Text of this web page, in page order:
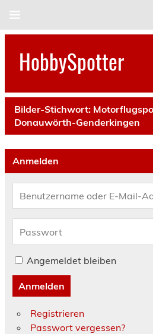
HobbySpotter
Bilder-Stichwort:
Donauwörth-Genderkingen
Anmelden
Angemeldet bleiben
Anmelden
Registrieren
Passwort vergessen?